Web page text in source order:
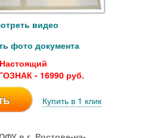
видео
фото документа
Настоящий
- 16990 руб.
Купить в 1 клик